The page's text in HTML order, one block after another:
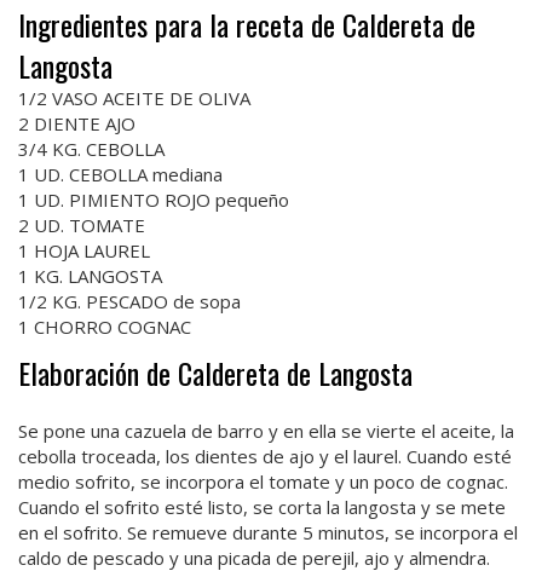
Ingredientes para la receta de Caldereta de
Langosta
1/2 VASO ACEITE DE OLIVA
2 DIENTE AJO
3/4 KG. CEBOLLA
1 UD. CEBOLLA mediana
1 UD. PIMIENTO ROJO pequeño
2 UD. TOMATE
1 HOJA LAUREL
1 KG. LANGOSTA
1/2 KG. PESCADO de sopa
1 CHORRO COGNAC
Elaboración de Caldereta de Langosta
Se pone una cazuela de barro y en ella se vierte el aceite, la
cebolla troceada, los dientes de ajo y el laurel. Cuando esté
medio sofrito, se incorpora el tomate y un poco de cognac.
Cuando el sofrito esté listo, se corta la langosta y se mete
en el sofrito. Se remueve durante 5 minutos, se incorpora el
caldo de pescado y una picada de perejil, ajo y almendra.